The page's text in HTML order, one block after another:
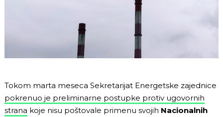
Tokom marta meseca Sekretarijat Energetske zajednice
pokrenuo je preliminarne postupke protiv ugovornih
strana koje nisu poštovale primenu svojih Nacionalnih